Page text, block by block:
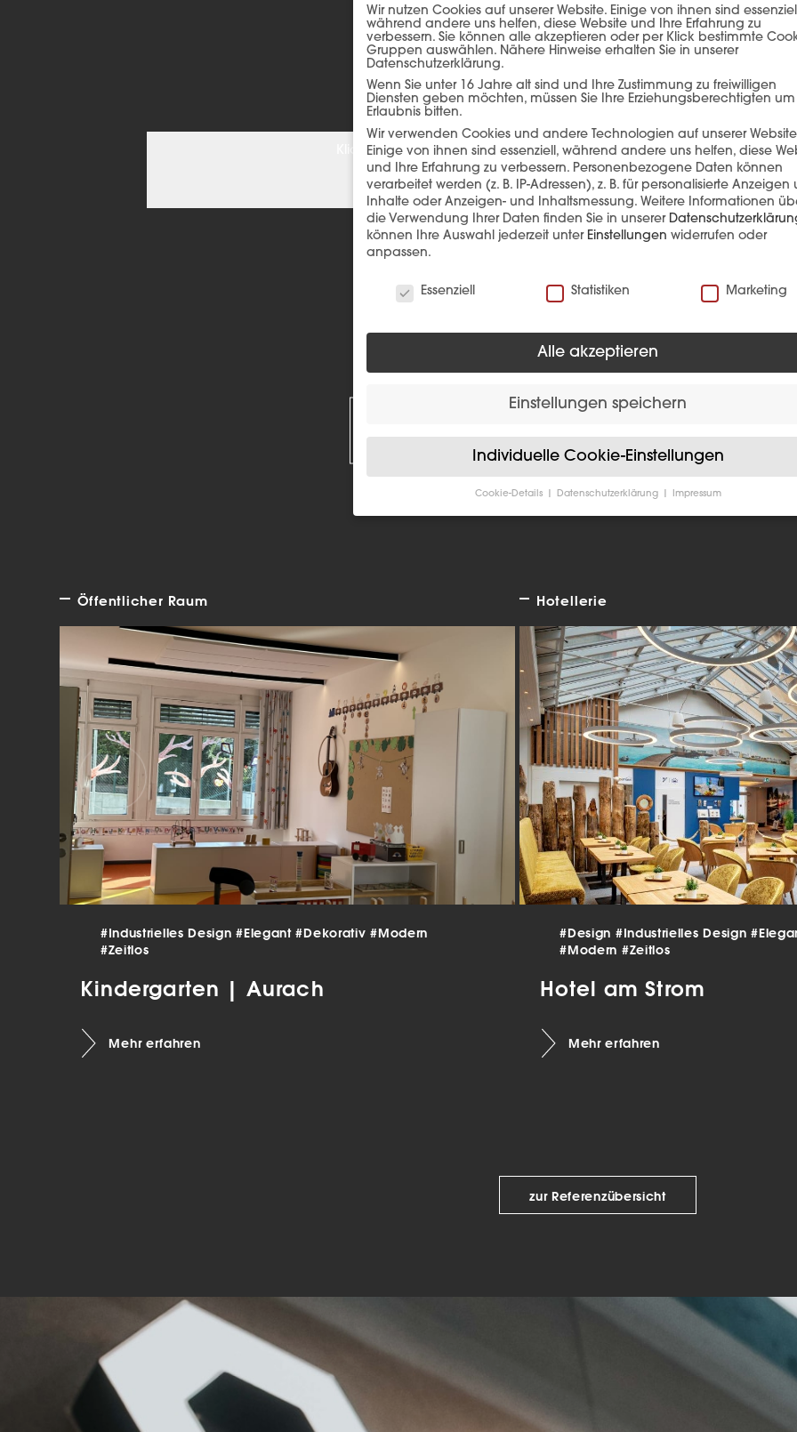
Klicken Sie auf den unteren Button, um den Inhalt von player.flipsnack.com
Inhalt laden
Öffentlicher Raum
#Industrielles Design#Elegant#Dekorativ#Modern
#Zeitlos
Kindergarten | Aurach
Mehr erfahren
Hotellerie
#Design #Industrielles Design
#Modern #Zeitlos
Hotel am Strom
Mehr erfahren
zur Referenzübersicht
Wir nutzen Cookies auf unserer Website. Einige von ihnen sind
während andere uns helfen, diese Website und Ihre Erfahrung zu
verbessern. Sie können alle akzeptieren oder per Klick bestimmte
Gruppen auswählen. Nähere Hinweise erhalten Sie in unserer
Datenschutzerklärung.
Wenn Sie unter 16 Jahre alt sind und Ihre Zustimmung zu freiwilligen
Diensten geben möchten, müssen Sie Ihre Erziehungsberechtigten um
Erlaubnis bitten.
Wir verwenden Cookies und andere Technologien auf unserer
Einige von ihnen sind essenziell, während andere uns helfen, diese
und Ihre Erfahrung zu verbessern. Personenbezogene Daten können
verarbeitet werden (z. B. IP-Adressen), z. B. für personalisierte Anzeigen
Inhalte oder Anzeigen- und Inhaltsmessung. Weitere Informationen
die Verwendung Ihrer Daten finden Sie in unserer
können Ihre Auswahl jederzeit unter Einstellungen widerrufen oder
anpassen.
Essenziell
Statistiken Marketing
Alle akzeptieren
Einstellungen speichern
Individuelle Cookie-Einstellungen
Cookie-Details Datenschutzerklärung Impressum
Datenschutzeinstellungen
Einige von ihnen sind essenziell, während andere uns helfen, diese
und Ihre Erfahrung zu verbessern. Personenbezogene Daten können
verarbeitet werden (z. B. IP-Adressen), z. B. für personalisierte Anzeigen
Inhalte oder Anzeigen- und Inhaltsmessung. Weitere Informationen
die Verwendung Ihrer Daten finden Sie in unserer
Hier finden Sie eine Übersicht über alle verwendeten Cookies. Sie
Ihre Einwilligung zu ganzen Kategorien geben oder sich weitere
Informationen anzeigen lassen und so nur bestimmte Cookies
Alle akzeptieren
Einstellungen speichern
Datenschutzeinstellungen
Essenziell (2)
Essenzielle Cookies ermöglichen grundlegende Funktionen und sind für die
einwandfreie Funktion der Website erforderlich.
Statistik Cookies erfassen Informationen anonym. Diese Informationen helfen
verstehen, wie unsere Besucher unsere Website nutzen.